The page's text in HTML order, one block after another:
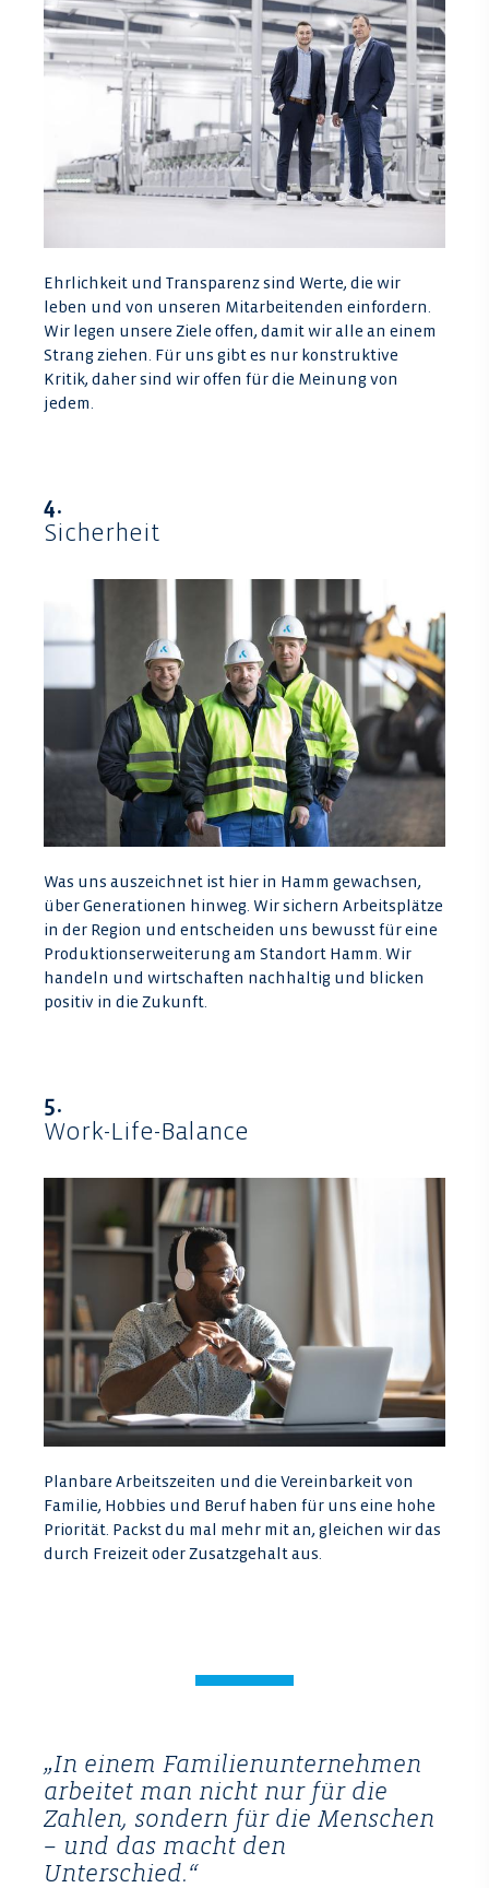
Ehrlichkeit und Transparenz sind Werte, die wir
leben und von unseren Mitarbeitenden einfordern.
Wir legen unsere Ziele offen, damit wir alle an einem
Strang ziehen. Für uns gibt es nur konstruktive
Kritik, daher sind wir offen für die Meinung von
jedem.
4.
Sicherheit
Was uns auszeichnet ist hier in Hamm gewachsen,
über Generationen hinweg. Wir sichern Arbeitsplätze
in der Region und entscheiden uns bewusst für eine
Produktionserweiterung am Standort Hamm. Wir
handeln und wirtschaften nachhaltig und blicken
positiv in die Zukunft.
5.
Work-Life-Balance
Planbare Arbeits­zeiten und die Ver­ein­bar­keit von
Fami­lie, Hobbies und Beruf haben für uns eine hohe
Prio­rität. Packst du mal mehr mit an, gleichen wir das
durch Frei­zeit oder Zusatz­gehalt aus.
„In einem Familienunternehmen
arbeitet man nicht nur für die
Zahlen, sondern für die Menschen
– und das macht den
Unterschied.“